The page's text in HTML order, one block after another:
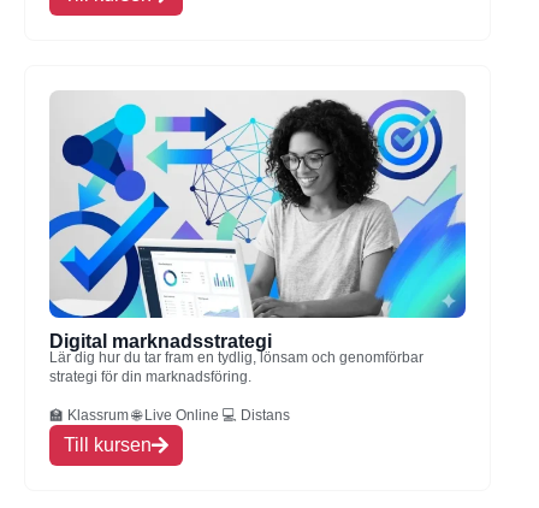
Digital marknadsstrategi
Lär dig hur du tar fram en tydlig, lönsam och genomförbar
strategi för din marknadsföring.
🏫 Klassrum 🌐 Live Online 💻 Distans
Till kursen